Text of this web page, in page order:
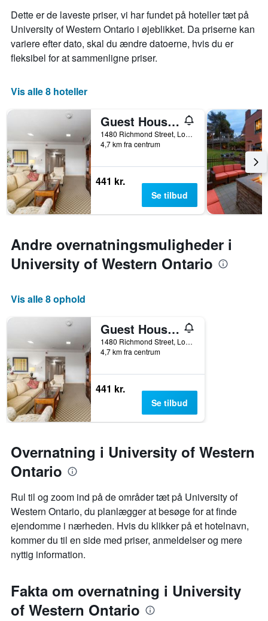
Dette er de laveste priser, vi har fundet på hoteller tæt på
University of Western Ontario i øjeblikket. Da priserne kan
variere efter dato, skal du ændre datoerne, hvis du er
fleksibel for at sammenligne priser.
Vis alle 8 hoteller
Guest House on the Mount
1480 Richmond Street, London, ON, Canada
4,7 km fra centrum
441 kr.
Se tilbud
Andre overnatningsmuligheder i
University of Western Ontario
Vis alle 8 ophold
Guest House on the Mount
1480 Richmond Street, London, ON, Canada
4,7 km fra centrum
441 kr.
Se tilbud
Overnatning i University of Western
Ontario
Rul til og zoom ind på de områder tæt på University of
Western Ontario, du planlægger at besøge for at finde
ejendomme i nærheden. Hvis du klikker på et hotelnavn,
kommer du til en side med priser, anmeldelser og mere
nyttig information.
Fakta om overnatning i University
of Western Ontario